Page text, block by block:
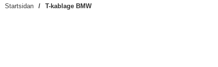
Startsidan T-kablage BMW